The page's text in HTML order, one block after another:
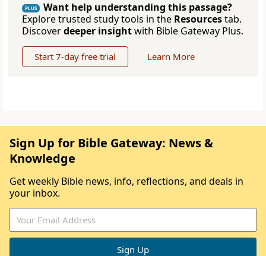
PLUS
Want help understanding this passage?
Explore trusted study tools in the Resourcestab.
Discoverdeeper insightwith Bible Gateway Plus.
Start 7-day free trial Learn More
Sign Up for Bible Gateway: News &
Knowledge
Get weekly Bible news, info, reflections, and deals in
your inbox.